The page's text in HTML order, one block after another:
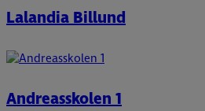
Lalandia Billund
Andreasskolen 1